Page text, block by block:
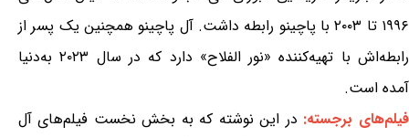
۱۹۹۶ تا ۲۰۰۳ با پاچینو رابطه داشت. آل پاچینو همچنین یک پسر از
رابطه‌اش با تهیه‌کننده «نور الفلاح» دارد که در سال ۲۰۲۳ به‌دنیا
آمده است.
فیلم‌های برجسته: در این نوشته که به بخش نخست فیلم‌های آل